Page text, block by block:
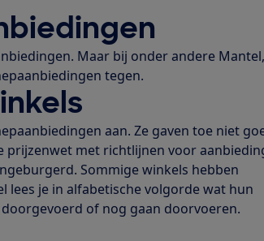
Maar bij onder andere Mantel,
tegen.
aan. Ze gaven toe niet
prijzenwet met richtlijnen voor
Sommige winkels hebben
lees je in alfabetische volgorde wat hun
of nog gaan doorvoeren.